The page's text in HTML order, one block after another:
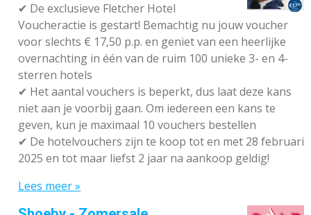
✔ De exclusieve Fletcher Hotel
Voucheractie is gestart! Bemachtig nu jouw voucher
voor slechts € 17,50 p.p. en geniet van een heerlijke
overnachting in één van de ruim 100 unieke 3- en 4-
sterren hotels
✔ Het aantal vouchers is beperkt, dus laat deze kans
niet aan je voorbij gaan. Om iedereen een kans te
geven, kun je maximaal 10 vouchers bestellen
✔ De hotelvouchers zijn te koop tot en met 28 februari
2025 en tot maar liefst 2 jaar na aankoop geldig!
Lees meer »